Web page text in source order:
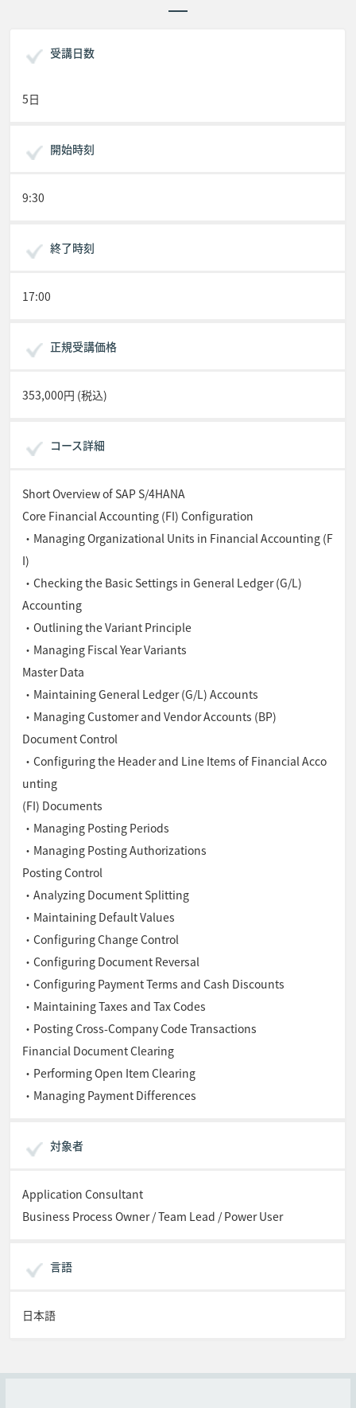
受講日数
5日
開始時刻
9:30
終了時刻
17:00
正規受講価格
353,000円 (税込)
コース詳細
Short Overview of SAP S/4HANA
Core Financial Accounting (FI) Configuration
・Managing Organizational Units in Financial Accounting (F
I)
・Checking the Basic Settings in General Ledger (G/L)
Accounting
・Outlining the Variant Principle
・Managing Fiscal Year Variants
Master Data
・Maintaining General Ledger (G/L) Accounts
・Managing Customer and Vendor Accounts (BP)
Document Control
・Configuring the Header and Line Items of Financial Acco
unting
(FI) Documents
・Managing Posting Periods
・Managing Posting Authorizations
Posting Control
・Analyzing Document Splitting
・Maintaining Default Values
・Configuring Change Control
・Configuring Document Reversal
・Configuring Payment Terms and Cash Discounts
・Maintaining Taxes and Tax Codes
・Posting Cross-Company Code Transactions
Financial Document Clearing
・Performing Open Item Clearing
・Managing Payment Differences
対象者
Application Consultant
Business Process Owner / Team Lead / Power User
言語
日本語